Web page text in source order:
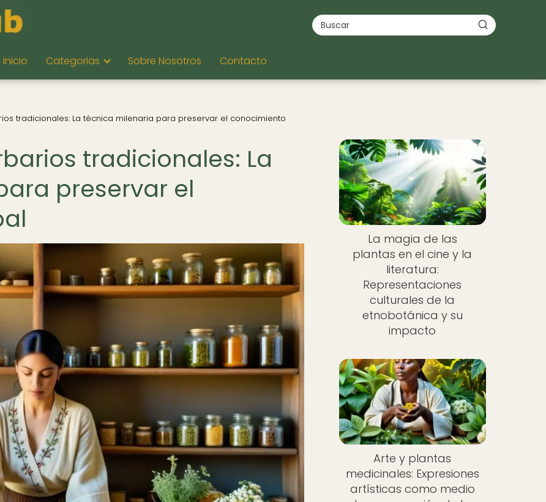
Inicio Categorias Sobre Nosotros Contacto
tradicionales: La técnica milenaria para preservar el conocimiento
tradicionales: La
preservar el
La magia de las
plantas en el cine y la
literatura:
Representaciones
culturales de la
etnobotánica y su
impacto
Arte y plantas
medicinales: Expresiones
artísticas como medio